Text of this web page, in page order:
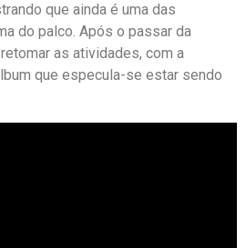
que ainda é uma das
do palco. Após o passar da
as atividades, com a
que especula-se estar sendo